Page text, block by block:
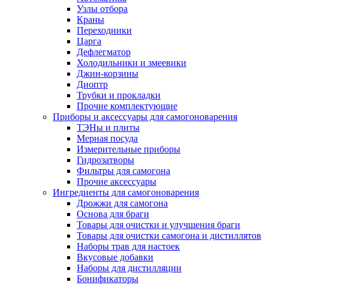
Узлы отбора
Краны
Переходники
Царга
Дефлегматор
Холодильники и змеевики
Джин-корзины
Диоптр
Трубки и прокладки
Прочие комплектующие
Приборы и аксессуары для самогоноварения
ТЭНы и плиты
Мерная посуда
Измерительные приборы
Гидрозатворы
Фильтры для самогона
Прочие аксессуары
Ингредиенты для самогоноварения
Дрожжи для самогона
Основа для браги
Товары для очистки и улучшения браги
Товары для очистки самогона и дистиллятов
Наборы трав для настоек
Вкусовые добавки
Наборы для дистилляции
Бонификаторы